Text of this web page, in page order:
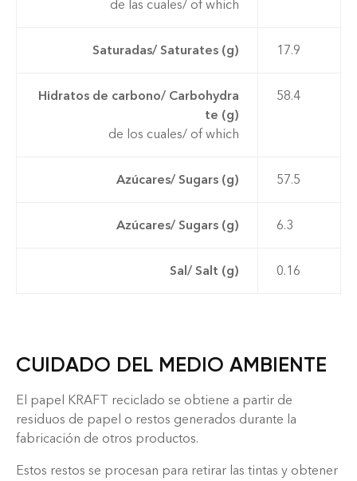
de las cuales/ of which
Saturadas/ Saturates (g) 17.9
Hidratos de carbono/ Carbohydra
te (g)
de los cuales/ of which
58.4
Azúcares/ Sugars (g) 57.5
Azúcares/ Sugars (g) 6.3
Sal/ Salt (g) 0.16
CUIDADO DEL MEDIO AMBIENTE
El papel KRAFT reciclado se obtiene a partir de
residuos de papel o restos generados durante la
fabricación de otros productos.
Estos restos se procesan para retirar las tintas y obtener